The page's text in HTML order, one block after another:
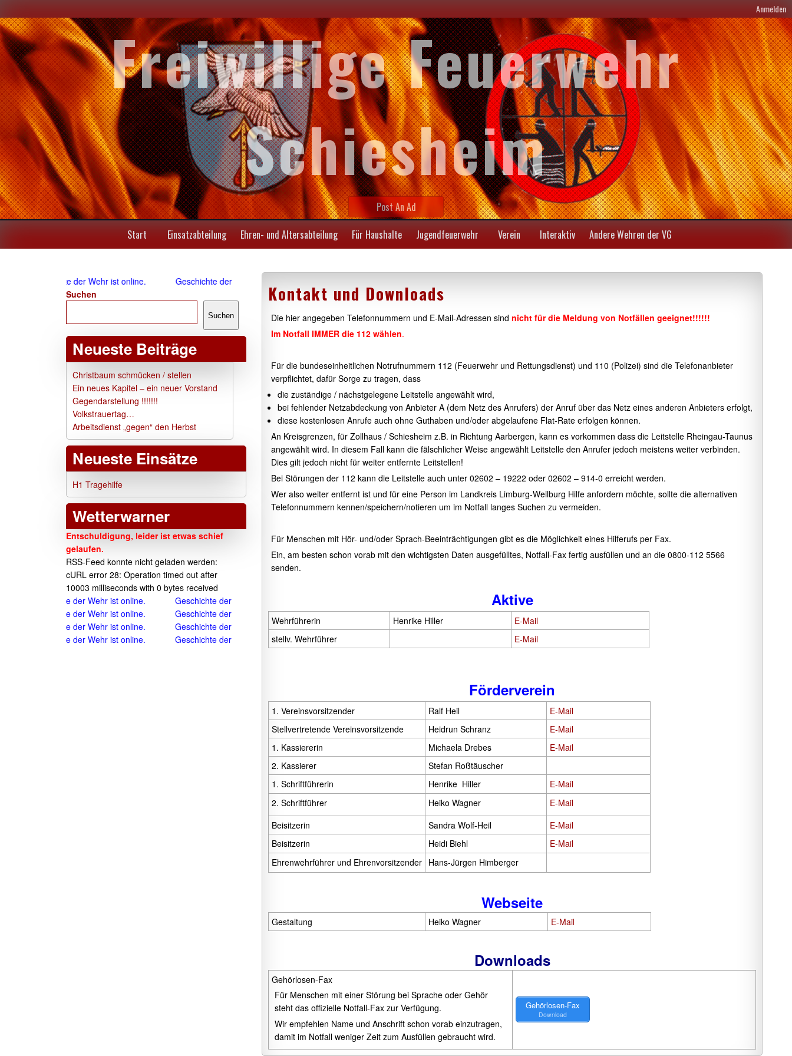
Anmelden
Freiwillige Feuerwehr
Schiesheim
Post An Ad
Start
Einsatzabteilung Ehren- und Altersabteilung Für Haushalte Jugendfeuerwehr Verein Interaktiv Andere Wehren der VG
Kontakt und Downloads
Die hier angegeben Telefonnummern und E-Mail-Adressen sind nicht für die Meldung von Notfällen geeignet!!!!!!
Im Notfall IMMER die 112 wählen.
Für die bundeseinheitlichen Notrufnummern 112 (Feuerwehr und Rettungsdienst) und 110 (Polizei) sind die Telefonanbieter
verpflichtet, dafür Sorge zu tragen, dass
die zuständige / nächstgelegene Leitstelle angewählt wird,
bei fehlender Netzabdeckung von Anbieter A (dem Netz des Anrufers) der Anruf über das Netz eines anderen Anbieters erfolgt,
diese kostenlosen Anrufe auch ohne Guthaben und/oder abgelaufene Flat-Rate erfolgen können.
An Kreisgrenzen, für Zollhaus / Schiesheim z.B. in Richtung Aarbergen, kann es vorkommen dass die Leitstelle Rheingau-Taunus
angewählt wird. In diesem Fall kann die fälschlicher Weise angewählt Leitstelle den Anrufer jedoch meistens weiter verbinden.
Dies gilt jedoch nicht für weiter entfernte Leitstellen!
Bei Störungen der 112 kann die Leitstelle auch unter 02602 – 19222 oder 02602 – 914-0 erreicht werden.
Wer also weiter entfernt ist und für eine Person im Landkreis Limburg-Weilburg Hilfe anfordern möchte, sollte die alternativen
Telefonnummern kennen/speichern/notieren um im Notfall langes Suchen zu vermeiden.
Für Menschen mit Hör- und/oder Sprach-Beeinträchtigungen gibt es die Möglichkeit eines Hilferufs per Fax.
Ein, am besten schon vorab mit den wichtigsten Daten ausgefülltes, Notfall-Fax fertig ausfüllen und an die 0800-112 5566
senden.
Aktive
Wehrführerin Henrike Hiller
E-Mail
stellv. Wehrführer
E-Mail
Förderverein
1. Vereinsvorsitzender Ralf Heil
E-Mail
Stellvertretende Vereinsvorsitzende
Heidrun Schranz
E-Mail
1. Kassiererin Michaela Drebes
E-Mail
2. Kassierer
Stefan Roßtäuscher
1. Schriftführerin
Henrike Hiller
E-Mail
2. Schriftführer
Heiko Wagner
E-Mail
Beisitzerin
Sandra Wolf-Heil
E-Mail
Beisitzerin
Heidi Biehl
E-Mail
Ehrenwehrführer und Ehrenvorsitzender Hans-Jürgen Himberger
Webseite
Gestaltung Heiko Wagner E-Mail
Downloads
Gehörlosen-Fax
Für Menschen mit einer Störung bei Sprache oder Gehör
steht das offizielle Notfall-Fax zur Verfügung.
Wir empfehlen Name und Anschrift schon vorab einzutragen,
damit im Notfall weniger Zeit zum Ausfüllen gebraucht wird.
Gehörlosen-Fax
Download
Geschichte der Wehr ist online.
Geschichte der Wehr ist online.
Suchen
Suchen
Neueste Beiträge
Christbaum schmücken / stellen
Ein neues Kapitel – ein neuer Vorstand
Gegendarstellung !!!!!!!
Volkstrauertag…
Arbeitsdienst „gegen“ den Herbst
Neueste Einsätze
H1 Tragehilfe
Wetterwarner
Entschuldigung, leider ist etwas schief
gelaufen.
RSS-Feed konnte nicht geladen werden:
cURL error 28: Operation timed out after
10003 milliseconds with 0 bytes received
der Wehr ist online.
Geschichte der Wehr ist online.
der Wehr ist online.
Geschichte der Wehr ist online.
der Wehr ist online.
Geschichte der Wehr ist online.
der Wehr ist online.
Geschichte der Wehr ist online.